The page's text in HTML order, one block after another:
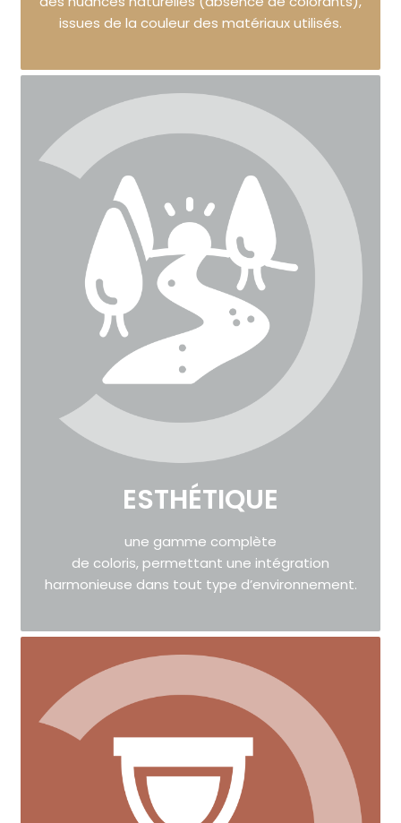
issues de la couleur des matériaux utilisés.
ESTHÉTIQUE
une gamme complète
de coloris, permettant une intégration
harmonieuse dans tout type d’environnement.